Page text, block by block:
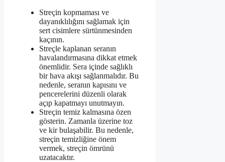
Streçin kopmaması ve
dayanıklılığını sağlamak için
sert cisimlere sürtünmesinden
kaçının.
Streçle kaplanan seranın
havalandırmasına dikkat etmek
önemlidir. Sera içinde sağlıklı
bir hava akışı sağlanmalıdır. Bu
nedenle, seranın kapısını ve
pencerelerini düzenli olarak
açıp kapatmayı unutmayın.
Streçin temiz kalmasına özen
gösterin. Zamanla üzerine toz
ve kir bulaşabilir. Bu nedenle,
streçin temizliğine önem
vermek, streçin ömrünü
uzatacaktır.